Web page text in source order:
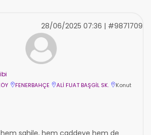
FENERBAHÇE ALİ FUAT BAŞGİL SK.
Konut
28/06/2025 07:36 | #9871709
hem sahile, hem caddeye hem de